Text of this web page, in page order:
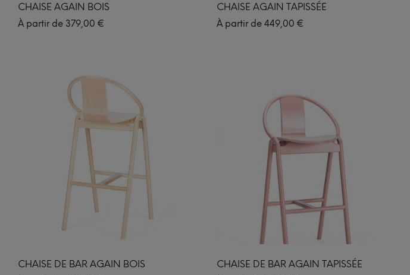
CHAISE AGAIN BOIS
À partir de 379,00 €
CHAISE AGAIN TAPISSÉE
À partir de 449,00 €
CHAISE DE BAR AGAIN BOIS CHAISE DE BAR AGAIN TAPISSÉE